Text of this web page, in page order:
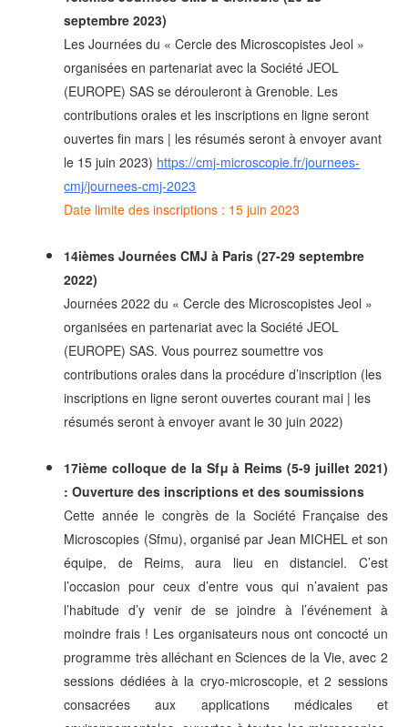
septembre 2023)
Les Journées du « Cercle des Microscopistes Jeol »
organisées en partenariat avec la Société JEOL
(EUROPE) SAS se dérouleront à Grenoble. Les
contributions orales et les inscriptions en ligne seront
ouvertes fin mars | les résumés seront à envoyer avant
le 15 juin 2023) https://cmj-microscopie.fr/journees-
cmj/journees-cmj-2023
Date limite des inscriptions : 15 juin 2023
14ièmes Journées CMJ à Paris (27-29 septembre
2022)
Journées 2022 du « Cercle des Microscopistes Jeol »
organisées en partenariat avec la Société JEOL
(EUROPE) SAS. Vous pourrez soumettre vos
contributions orales dans la procédure d’inscription (les
inscriptions en ligne seront ouvertes courant mai | les
résumés seront à envoyer avant le 30 juin 2022)
17ième colloque de la Sfμ à Reims (5-9 juillet 2021)
: Ouverture des inscriptions et des soumissions
Cette année le congrès de la Société Française des
Microscopies (Sfmu), organisé par Jean MICHEL et son
équipe, de Reims, aura lieu en distanciel. C’est
l’occasion pour ceux d’entre vous qui n’avaient pas
l’habitude d’y venir de se joindre à l’événement à
moindre frais ! Les organisateurs nous ont concocté un
programme très alléchant en Sciences de la Vie, avec 2
sessions dédiées à la cryo-microscopie, et 2 sessions
consacrées aux applications médicales et